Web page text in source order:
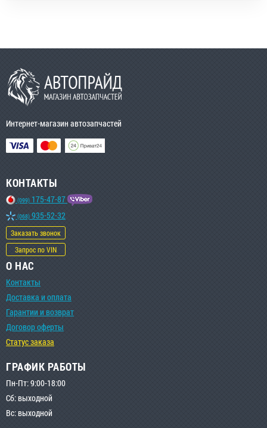
Интернет-магазин автозапчастей
КОНТАКТЫ
(099) 175-47-87
(068) 935-52-32
Заказать звонок
Запрос по VIN
О НАС
Контакты
Доставка и оплата
Гарантии и возврат
Договор оферты
Статус заказа
ГРАФИК РАБОТЫ
Пн-Пт: 9:00-18:00
Сб: выходной
Вс: выходной